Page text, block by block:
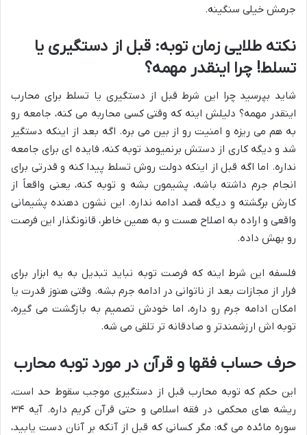
جرمش خیلی سنگینه.
نکته طلایی زمان توبه: قبل از دستگیری یا
تسلط! چرا اینقدر مهمه؟
شاید بپرسید چرا این شرط قبل از دستگیری یا تسلط برای محارب
اینقدر مهمه؟ دلیلش اینه که وقتی کسی محاربه می کنه، جامعه رو
به هم می ریزه و امنیت رو از بین می بره. اگه بعد از اینکه دستگیر
شد و دیگه کاری از دستش برنمیومد توبه کنه، فایده ای برای جامعه
نداره. اما اگه قبل از اینکه دولت روش تسلط پیدا کنه و قدرتی برای
انجام جرم داشته باشه، پشیمون بشه و توبه کنه، یعنی واقعاً از
کارش برگشته و دیگه قصد ادامه نداره. این نشون دهنده پشیمانی
واقعی و اراده به اصلاح هست و به همین خاطر، قانونگذار این فرصت
رو بهش داده.
فلسفه این شرط اینه که فرصت توبه نباید تبدیل به یه ابزار برای
فرار از مجازات بعد از ناتوانی در ادامه جرم بشه. وقتی هنوز قدرت یا
امکان ادامه جرم رو داره، اما خودش تصمیم به بازگشت می گیره،
توبه اش ارزشمندتر و صادقانه تر تلقی می شه.
حرف حساب فقها و قرآن در مورد توبه محارب
این حکم که توبه محارب قبل از دستگیری موجب سقوط حد است،
ریشه های محکمی در فقه اسلامی و حتی قرآن کریم داره. آیه ۳۴
سوره مائده می گه: مگر کسانی که قبل از آنکه بر آنان دست یابید،